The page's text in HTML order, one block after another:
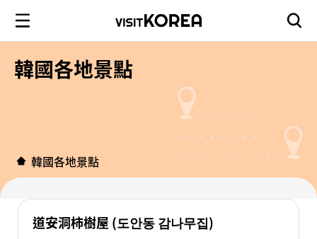
韓國各地景點
韓國各地景點
道安洞柿樹屋 (도안동 감나무집)